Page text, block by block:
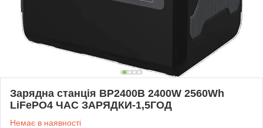
Зарядна станція BP2400B 2400W 2560Wh
LiFePO4 ЧАС ЗАРЯДКИ-1,5ГОД
Немає в наявності